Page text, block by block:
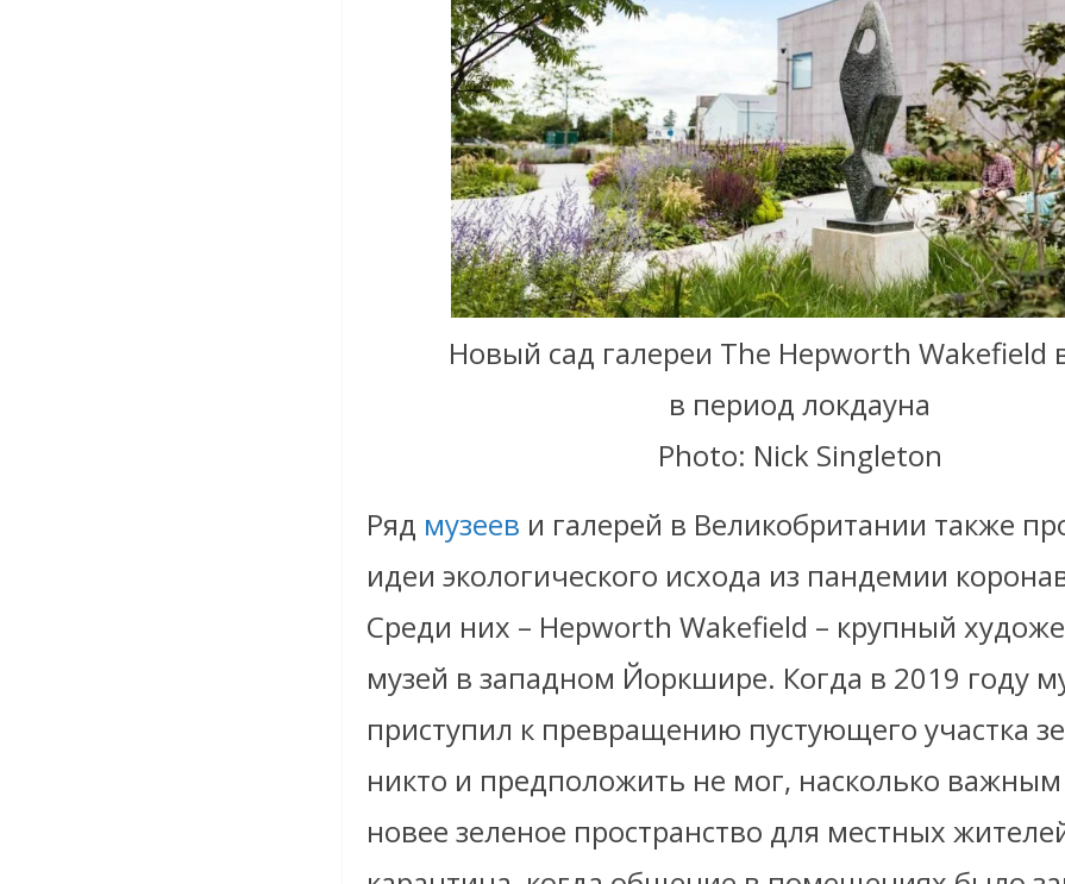
Новый сад галереи The Hepworth Wakefield
в период локдауна
Photo: Nick Singleton
Ряд музеев и галерей в Великобритании также
идеи экологического исхода из пандемии
Среди них – Hepworth Wakefield – крупный
музей в западном Йоркшире. Когда в 2019 году
приступил к превращению пустующего участка
никто и предположить не мог, насколько важным
новее зеленое пространство для местных